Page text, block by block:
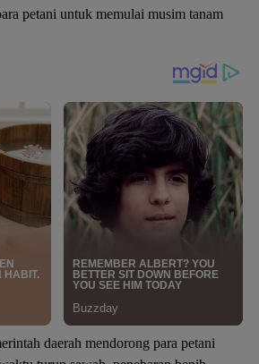
petani untuk memulai musim tanam
daerah mendorong para petani